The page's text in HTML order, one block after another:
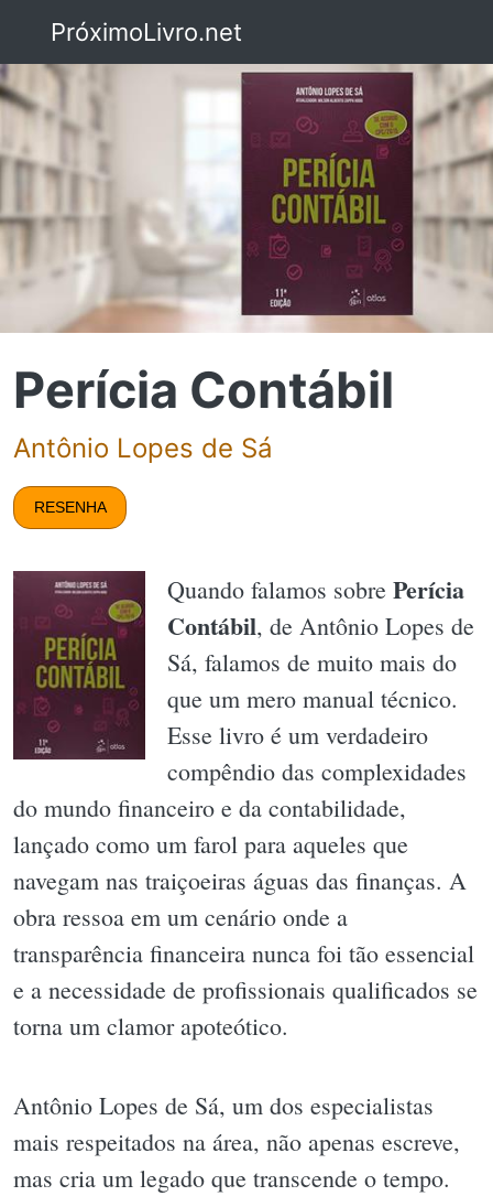
PróximoLivro.net
Perícia Contábil
Antônio Lopes de Sá
RESENHA
Quando falamos sobre Perícia
Contábil, de Antônio Lopes de
Sá, falamos de muito mais do
que um mero manual técnico.
Esse livro é um verdadeiro
compêndio das complexidades
do mundo financeiro e da contabilidade,
lançado como um farol para aqueles que
navegam nas traiçoeiras águas das finanças. A
obra ressoa em um cenário onde a
transparência financeira nunca foi tão essencial
e a necessidade de profissionais qualificados se
torna um clamor apoteótico.
Antônio Lopes de Sá, um dos especialistas
mais respeitados na área, não apenas escreve,
mas cria um legado que transcende o tempo.